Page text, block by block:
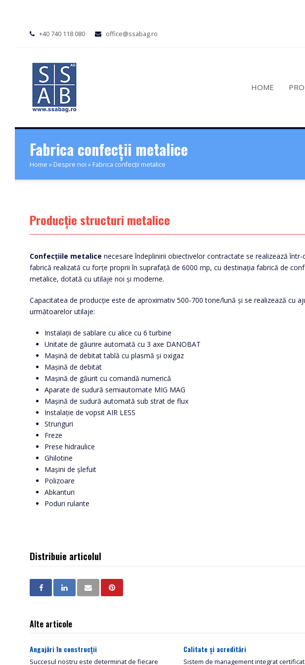
+40 740 118 080 office@ssabag.ro
HOME
Fabrica confecții metalice
Home » Despre noi » Fabrica confecții metalice
Producție structuri metalice
Confecțiile metalice necesare îndeplinirii obiectivelor contractate se realizează într-
fabrică realizată cu forțe proprii în suprafață de 6000 mp, cu destinația fabrică de
metalice, dotată cu utilaje noi și moderne.
Capacitatea de producție este de aproximativ 500-700 tone/lună și se realizează cu
următoarelor utilaje:
Instalații de sablare cu alice cu 6 turbine
Unitate de găurire automată cu 3 axe DANOBAT
Mașină de debitat tablă cu plasmă și oxigaz
Mașină de debitat
Mașină de găurit cu comandă numerică
Aparate de sudură semiautomate MIG MAG
Mașină de sudură automată sub strat de flux
Instalație de vopsit AIR LESS
Strunguri
Freze
Prese hidraulice
Ghilotine
Mașini de șlefuit
Polizoare
Abkanturi
Poduri rulante
Distribuie articolul
Alte articole
Angajări în construcții
Succesul nostru este determinat de fiecare
Calitate și acreditări
Sistem de management integrat certificat